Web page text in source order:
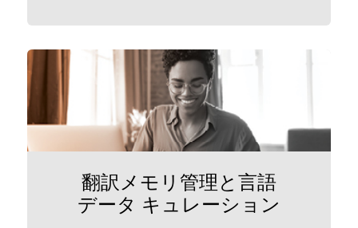
翻訳メモリ管理と言語
データ キュレーション